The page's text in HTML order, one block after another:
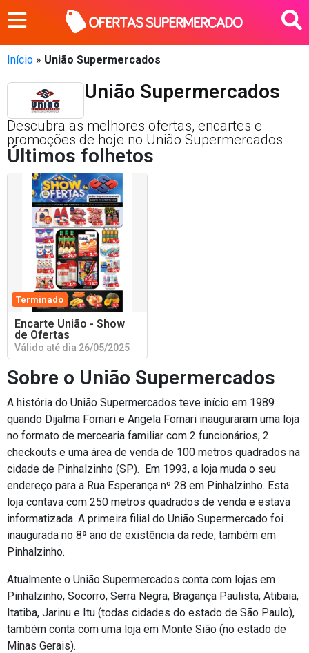
Início » União Supermercados
União Supermercados
Descubra as melhores ofertas, encartes e
promoções de hoje no União Supermercados
Últimos folhetos
Terminado
Encarte União - Show
de Ofertas
Válido até dia 26/05/2025
Sobre o União Supermercados
A história do União Supermercados teve início em 1989
quando Dijalma Fornari e Angela Fornari inauguraram uma loja
no formato de mercearia familiar com 2 funcionários, 2
checkouts e uma área de venda de 100 metros quadrados na
cidade de Pinhalzinho (SP). Em 1993, a loja muda o seu
endereço para a Rua Esperança nº 28 em Pinhalzinho. Esta
loja contava com 250 metros quadrados de venda e estava
informatizada. A primeira filial do União Supermercado foi
inaugurada no 8ª ano de existência da rede, também em
Pinhalzinho.
Atualmente o União Supermercados conta com lojas em
Pinhalzinho, Socorro, Serra Negra, Bragança Paulista, Atibaia,
Itatiba, Jarinu e Itu (todas cidades do estado de São Paulo),
também conta com uma loja em Monte Sião (no estado de
Minas Gerais).